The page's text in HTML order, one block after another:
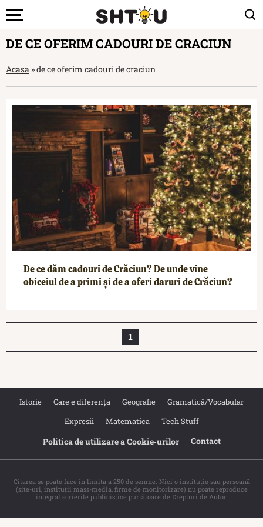
DE CE OFERIM CADOURI DE CRACIUN
Acasa »de ce oferim cadouri de craciun
De ce dăm cadouri de Crăciun? De unde vine
obiceiul de a primi și de a oferi daruri de Crăciun?
1
Istorie Care e diferența Geografie
Gramatică/Vocabular
Expresii
Matematica Tech Stuff
Politica de utilizare a Cookie‐urilor Contact
Citarea se poate face în limita a 250 de semne. Nici o instituţie sau persoană
(site-uri, instituţii mass-media, firme de monitorizare) nu poate reproduce
integral scrierile publicistice purtătoare de Drepturi de Autor.